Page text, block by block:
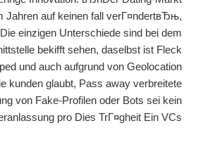
Jahren auf keinen fall verГ¤ndertвЂњ,
einzigen Unterschiede sind bei dem
bekifft sehen, daselbst ist Fleck
und auch aufgrund von Geolocation
kunden glaubt, Pass away verbreitete
von Fake-Profilen oder Bots sei kein
pro Dies TrГ¤gheit Ein VCs.